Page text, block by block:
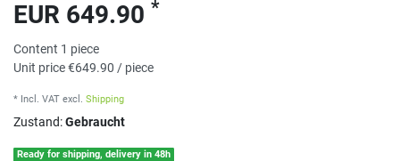
EUR 649.90 *
Content 1 piece
Unit price€649.90 / piece
* Incl. VAT excl. Shipping
Zustand:Gebraucht
Ready for shipping, delivery in 48h